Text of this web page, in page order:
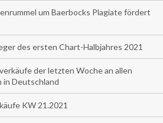
um Baerbocks Plagiate fördert
des ersten Chart-Halbjahres 2021
der letzten Woche an allen
in Deutschland
KW 21.2021